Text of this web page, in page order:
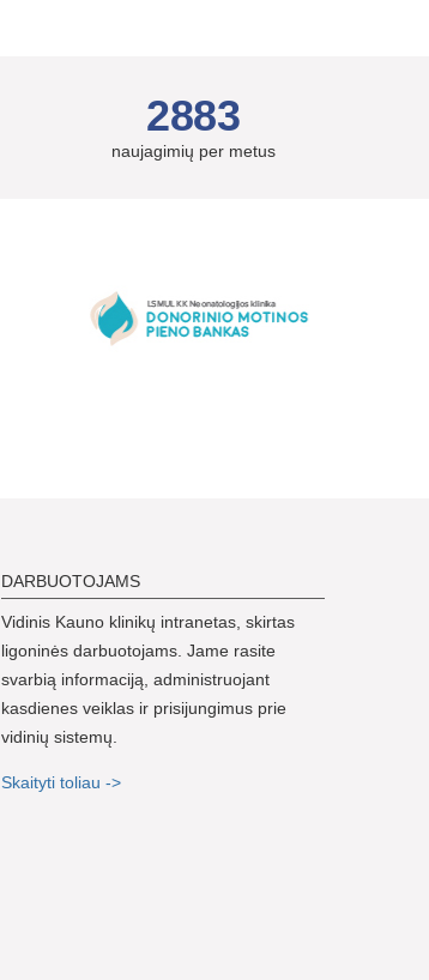
2883
naujagimių per metus
DARBUOTOJAMS
Vidinis Kauno klinikų intranetas, skirtas
ligoninės darbuotojams. Jame rasite
svarbią informaciją, administruojant
kasdienes veiklas ir prisijungimus prie
vidinių sistemų.
Skaityti toliau ->